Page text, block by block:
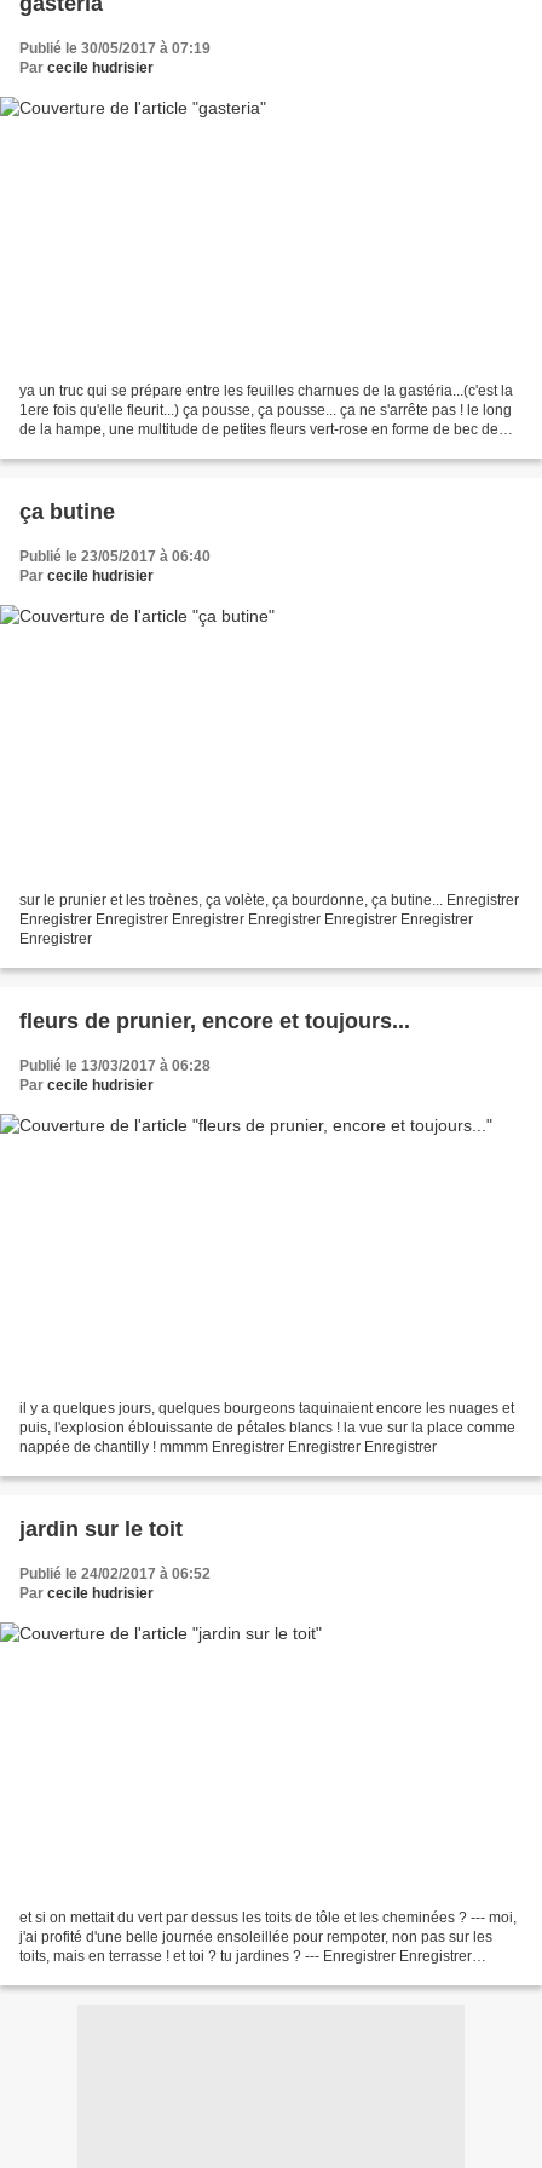
Publié le 30/05/2017 à 07:19
Par cecile hudrisier
ya un truc qui se prépare entre les feuilles charnues de la gastéria...(c'est la
1ere fois qu'elle fleurit...) ça pousse, ça pousse... ça ne s'arrête pas ! le long
de la hampe, une multitude de petites fleurs vert-rose en forme de bec de
ça butine
Publié le 23/05/2017 à 06:40
Par cecile hudrisier
sur le prunier et les troènes, ça volète, ça bourdonne, ça butine... Enregistrer
Enregistrer Enregistrer Enregistrer Enregistrer Enregistrer Enregistrer
Enregistrer
fleurs de prunier, encore et toujours...
Publié le 13/03/2017 à 06:28
Par cecile hudrisier
il y a quelques jours, quelques bourgeons taquinaient encore les nuages et
puis, l'explosion éblouissante de pétales blancs ! la vue sur la place comme
nappée de chantilly ! mmmm Enregistrer Enregistrer Enregistrer
jardin sur le toit
Publié le 24/02/2017 à 06:52
Par cecile hudrisier
et si on mettait du vert par dessus les toits de tôle et les cheminées ? --- moi,
j'ai profité d'une belle journée ensoleillée pour rempoter, non pas sur les
toits, mais en terrasse ! et toi ? tu jardines ? --- Enregistrer Enregistrer